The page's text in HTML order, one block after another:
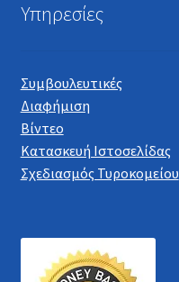
Υπηρεσίες
Συμβουλευτικές
Διαφήμιση
Βίντεο
Κατασκευή Ιστοσελίδας
Σχεδιασμός Τυροκομείου